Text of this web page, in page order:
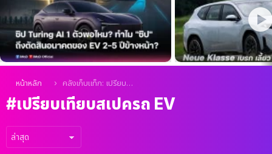
ล่าสุด
คุณอยู่ที่นี่:
หน้าหลัก คลังเก็บแท็ก: เปรียบเทียบสเปครถ EV
เปรียบเทียบสเปครถ EV